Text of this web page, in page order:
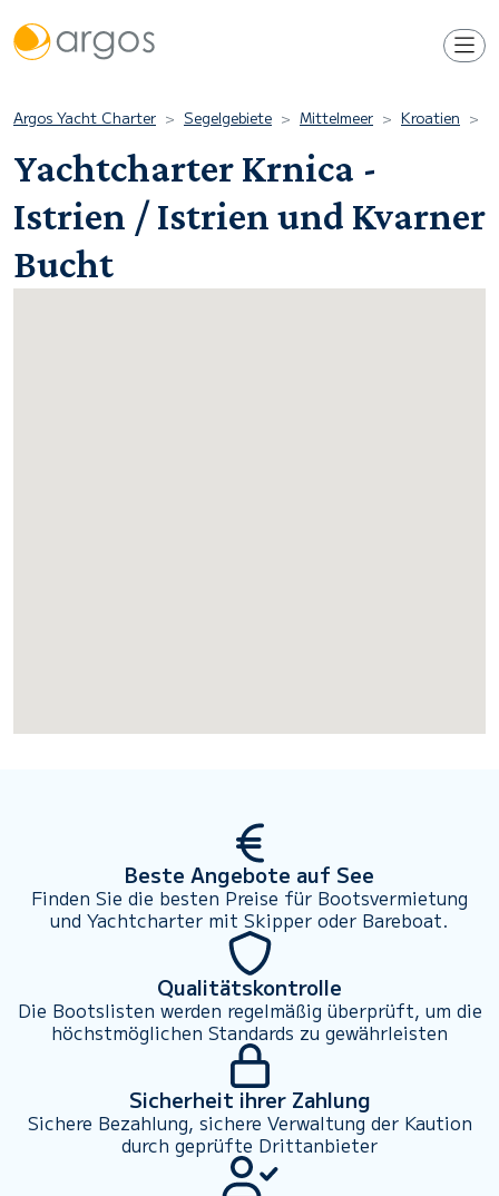
Argos Yacht Charter Segelgebiete Mittelmeer Kroatien
Yachtcharter Krnica -
Istrien / Istrien und Kvarner
Bucht
Beste Angebote auf See
Finden Sie die besten Preise für Bootsvermietung
und Yachtcharter mit Skipper oder Bareboat.
Qualitätskontrolle
Die Bootslisten werden regelmäßig überprüft, um die
höchstmöglichen Standards zu gewährleisten
Sicherheit ihrer Zahlung
Sichere Bezahlung, sichere Verwaltung der Kaution
durch geprüfte Drittanbieter